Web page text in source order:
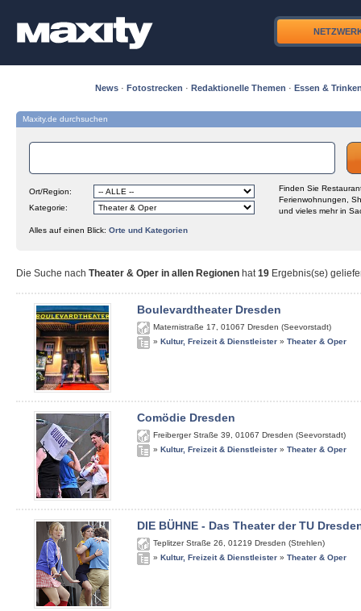
News · Fotostrecken · Redaktionelle Themen · Essen &
Maxity.de durchsuchen
Ort/Region:
Kategorie:
Finden Sie
Ferienwohnungen,
und vieles mehr in
Alles auf einen Blick: Orte und Kategorien
Die Suche nach Theater & Oper in allen Regionen hat19 Ergebnis(se)
Boulevardtheater Dresden
Maternistraße 17 01067 Dresden (Seevorstadt)
» Kultur, Freizeit & Dienstleister » Theater & Oper
Comödie Dresden
Freiberger Straße 39 01067 Dresden (Seevorstadt)
» Kultur, Freizeit & Dienstleister » Theater & Oper
DIE BÜHNE - Das Theater der TU
Teplitzer Straße 26 01219 Dresden (Strehlen)
» Kultur, Freizeit & Dienstleister » Theater & Oper